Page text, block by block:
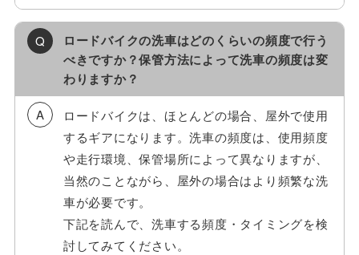
ロードバイクの洗車はどのくらいの頻度で行う
べきですか？保管方法によって洗車の頻度は変
わりますか？
ロードバイクは、ほとんどの場合、屋外で使用
するギアになります。洗車の頻度は、使用頻度
や走行環境、保管場所によって異なりますが、
当然のことながら、屋外の場合はより頻繁な洗
車が必要です。
下記を読んで、洗車する頻度・タイミングを検
討してみてください。